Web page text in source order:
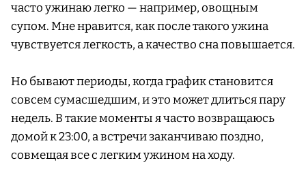
часто ужинаю легко — например, овощным
супом. Мне нравится, как после такого ужина
чувствуется легкость, а качество сна повышается.
Но бывают периоды, когда график становится
совсем сумасшедшим, и это может длиться пару
недель. В такие моменты я часто возвращаюсь
домой к 23:00, а встречи заканчиваю поздно,
совмещая все с легким ужином на ходу.